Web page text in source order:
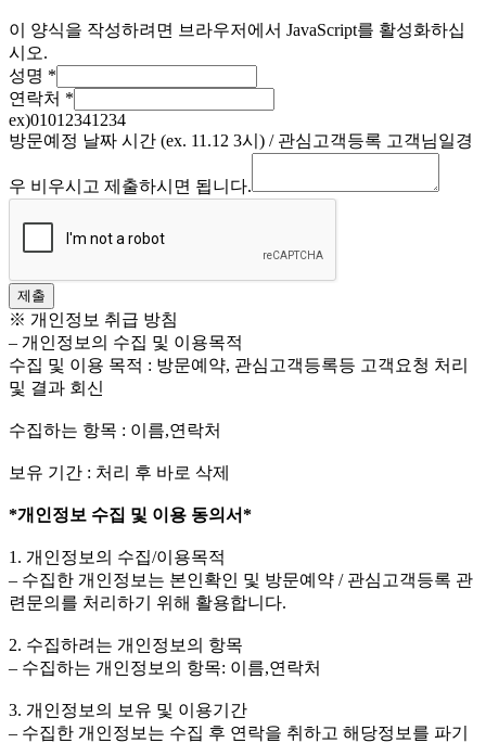
이 양식을 작성하려면 브라우저에서 JavaScript를 활성화하십
시오.
성명 *
연락처 *
ex)01012341234
방문예정 날짜 시간 (ex. 11.12 3시) / 관심고객등록 고객님일경
우 비우시고 제출하시면 됩니다.
제출
※ 개인정보 취급 방침
– 개인정보의 수집 및 이용목적
수집 및 이용 목적 : 방문예약, 관심고객등록등 고객요청 처리
및 결과 회신
수집하는 항목 : 이름,연락처
보유 기간 : 처리 후 바로 삭제
*개인정보 수집 및 이용 동의서*
1. 개인정보의 수집/이용목적
– 수집한 개인정보는 본인확인 및 방문예약 / 관심고객등록 관
련문의를 처리하기 위해 활용합니다.
2. 수집하려는 개인정보의 항목
– 수집하는 개인정보의 항목: 이름,연락처
3. 개인정보의 보유 및 이용기간
– 수집한 개인정보는 수집 후 연락을 취하고 해당정보를 파기